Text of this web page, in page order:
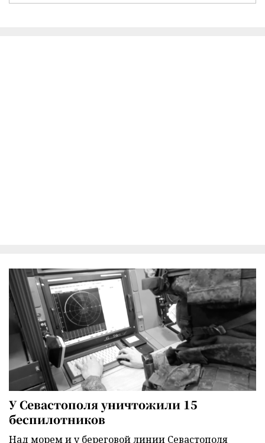
У Севастополя уничтожили 15
беспилотников
Над морем и у береговой линии Севастополя